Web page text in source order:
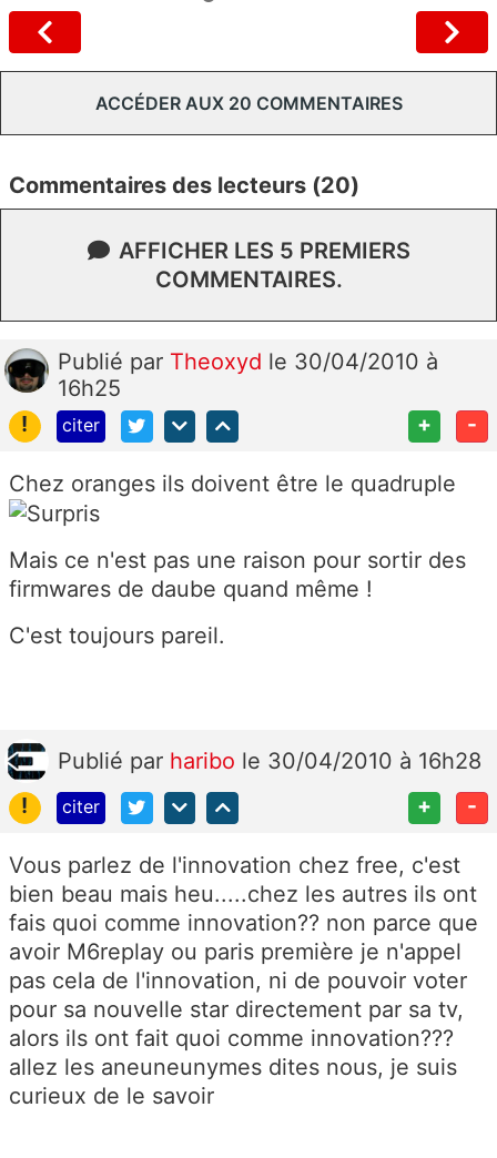
ACCÉDER AUX 20 COMMENTAIRES
Commentaires des lecteurs (20)
AFFICHER LES 5 PREMIERS
COMMENTAIRES.
Publié par Theoxyd le 30/04/2010 à
16h25
!
citer + -
Chez oranges ils doivent être le quadruple
Mais ce n'est pas une raison pour sortir des
firmwares de daube quand même !
C'est toujours pareil.
Publié par haribo le 30/04/2010 à 16h28
!
citer + -
Vous parlez de l'innovation chez free, c'est
bien beau mais heu.....chez les autres ils ont
fais quoi comme innovation?? non parce que
avoir M6replay ou paris première je n'appel
pas cela de l'innovation, ni de pouvoir voter
pour sa nouvelle star directement par sa tv,
alors ils ont fait quoi comme innovation???
allez les aneuneunymes dites nous, je suis
curieux de le savoir